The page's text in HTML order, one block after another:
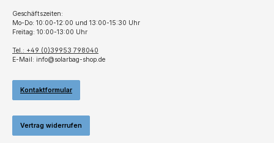
Geschäftszeiten:
Mo-Do: 10:00-12:00 und 13:00-15:30 Uhr
Freitag: 10:00-13:00 Uhr
Tel.: +49 (0)39953 798040
E-Mail: info@solarbag-shop.de
Kontaktformular
Vertrag widerrufen